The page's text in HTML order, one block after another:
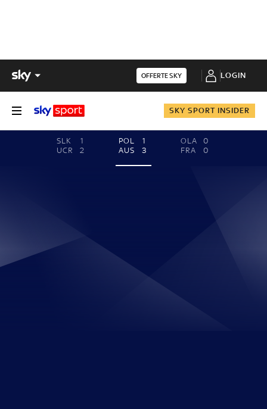
OFFERTE SKY LOGIN
SKY SPORT INSIDER
SLK
1
UCR
2
POL
1
AUS
3
OLA
0
FRA
0